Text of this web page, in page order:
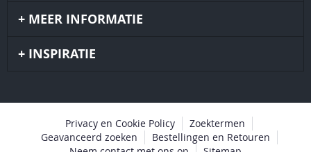
MEER INFORMATIE
INSPIRATIE
Privacy en Cookie Policy
Zoektermen
Geavanceerd zoeken
Bestellingen en Retouren